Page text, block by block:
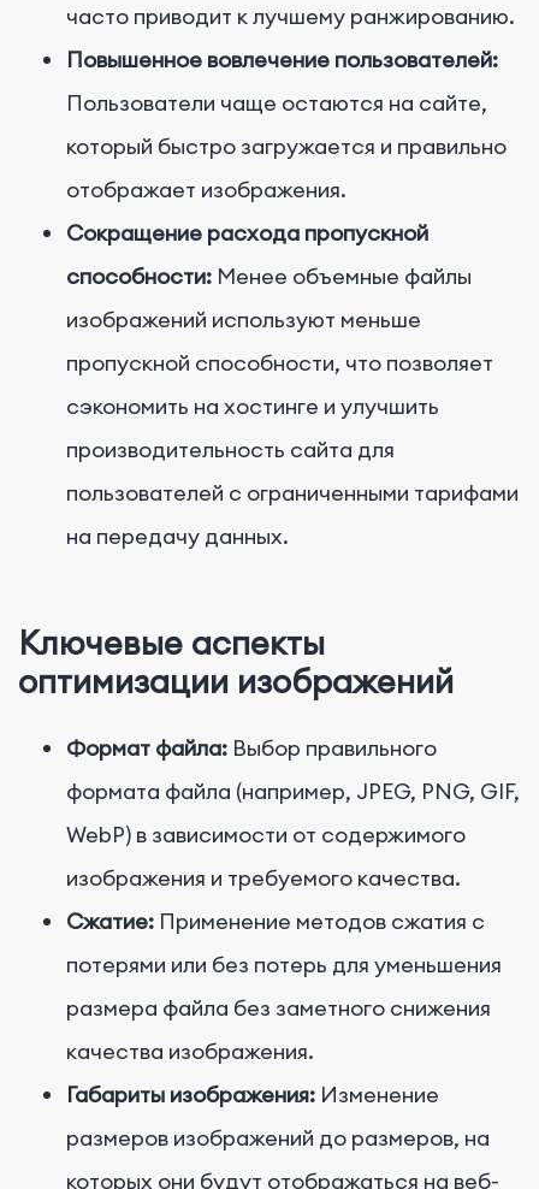
часто приводит к лучшему ранжированию.
Повышенное вовлечение пользователей:
Пользователи чаще остаются на сайте,
который быстро загружается и правильно
отображает изображения.
Сокращение расхода пропускной
способности: Менее объемные файлы
изображений используют меньше
пропускной способности, что позволяет
сэкономить на хостинге и улучшить
производительность сайта для
пользователей с ограниченными тарифами
на передачу данных.
Ключевые аспекты
оптимизации изображений
Формат файла: Выбор правильного
формата файла (например, JPEG, PNG, GIF,
WebP) в зависимости от содержимого
изображения и требуемого качества.
Сжатие: Применение методов сжатия с
потерями или без потерь для уменьшения
размера файла без заметного снижения
качества изображения.
Габариты изображения: Изменение
размеров изображений до размеров, на
которых они будут отображаться на веб-